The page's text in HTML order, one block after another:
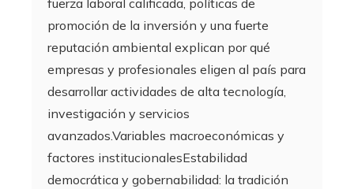
fuerza laboral calificada, políticas de
promoción de la inversión y una fuerte
reputación ambiental explican por qué
empresas y profesionales eligen al país para
desarrollar actividades de alta tecnología,
investigación y servicios
avanzados.Variables macroeconómicas y
factores institucionalesEstabilidad
democrática y gobernabilidad: la tradición